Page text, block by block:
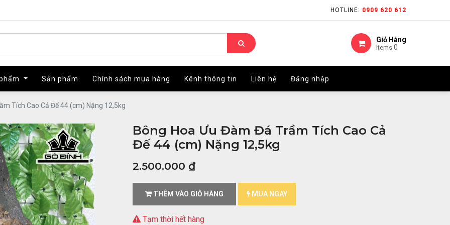
HOTLINE: 0909 620 612
Giỏ Hàng
Items 0
Sản phẩm Chính sách mua hàng Kênh thông tin Liên hệ Đăng nhập
HOTLINE: 0909 620 612
Giỏ Hàng
Items 0
Sản phẩm Chính sách mua hàng Kênh thông tin Liên hệ Đăng nhập
Tích Cao Cả Đế 44 (cm) Nặng 12,5kg
Bông Hoa Ưu Đàm Đá Trầm Tích Cao Cả
Đế 44 (cm) Nặng 12,5kg
2.500.000 ₫
THÊM VÀO GIỎ HÀNG MUA NGAY
Tạm thời hết hàng